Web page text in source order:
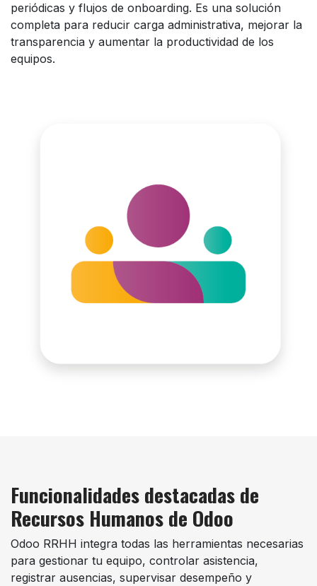
periódicas y flujos de onboarding. Es una solución
completa para reducir carga administrativa, mejorar la
transparencia y aumentar la productividad de los
equipos.
Funcionalidades destacadas de
Recursos Humanos de Odoo
Odoo RRHH integra todas las herramientas necesarias
para gestionar tu equipo, controlar asistencia,
registrar ausencias, supervisar desempeño y